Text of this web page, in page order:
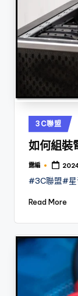
Posted
in
3C聯盟
如何組裝
Posted
露編
#3C聯盟#
Read More